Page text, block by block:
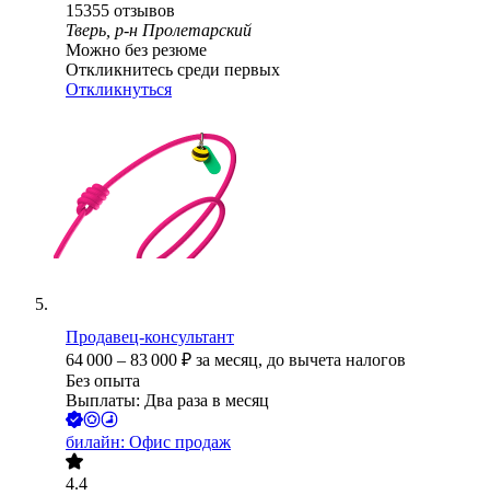
15355 отзывов
Тверь, р-н Пролетарский
Можно без резюме
Откликнитесь среди первых
Откликнуться
Продавец-консультант
64 000 – 83 000 ₽ за месяц, до вычета налогов
Без опыта
Выплаты: Два раза в месяц
билайн: Офис продаж
4.4